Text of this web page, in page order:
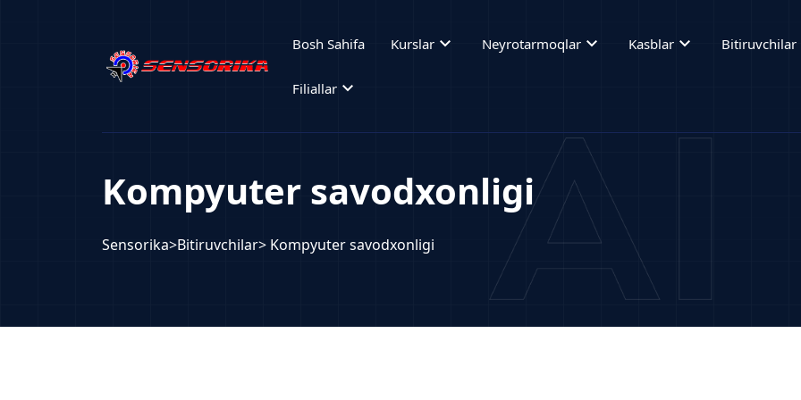
Bosh Sahifa Kurslarexpand_more Neyrotarmoqlarexpand_more Kasblarexpand_more Bitiruvchilar
Filiallarexpand_more
Kompyuter savodxonligi
Sensorika>Bitiruvchilar> Kompyuter savodxonligi